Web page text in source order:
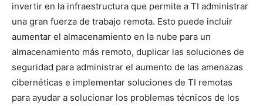
invertir en la infraestructura que permite a TI administrar
una gran fuerza de trabajo remota. Esto puede incluir
aumentar el almacenamiento en la nube para un
almacenamiento más remoto, duplicar las soluciones de
seguridad para administrar el aumento de las amenazas
cibernéticas e implementar soluciones de TI remotas
para ayudar a solucionar los problemas técnicos de los